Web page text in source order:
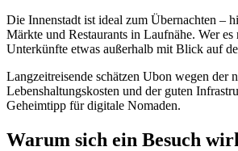
Die Innenstadt ist ideal zum Übernachten –
Märkte und Restaurants in Laufnähe. Wer
Unterkünfte etwas außerhalb mit Blick auf
Langzeitreisende schätzen Ubon wegen der
Lebenshaltungskosten und der guten
Geheimtipp für digitale Nomaden.
Warum sich ein Besuch